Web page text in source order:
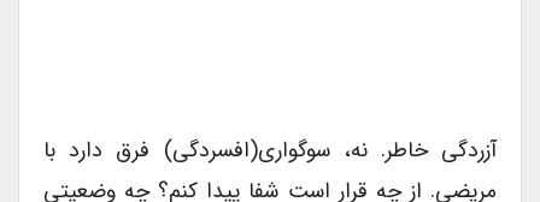
آزردگی خاطر. نه، سوگواری(افسردگی) فرق دارد با
مریضی. از چه قرار است شفا پیدا کنم؟ چه وضعیتی